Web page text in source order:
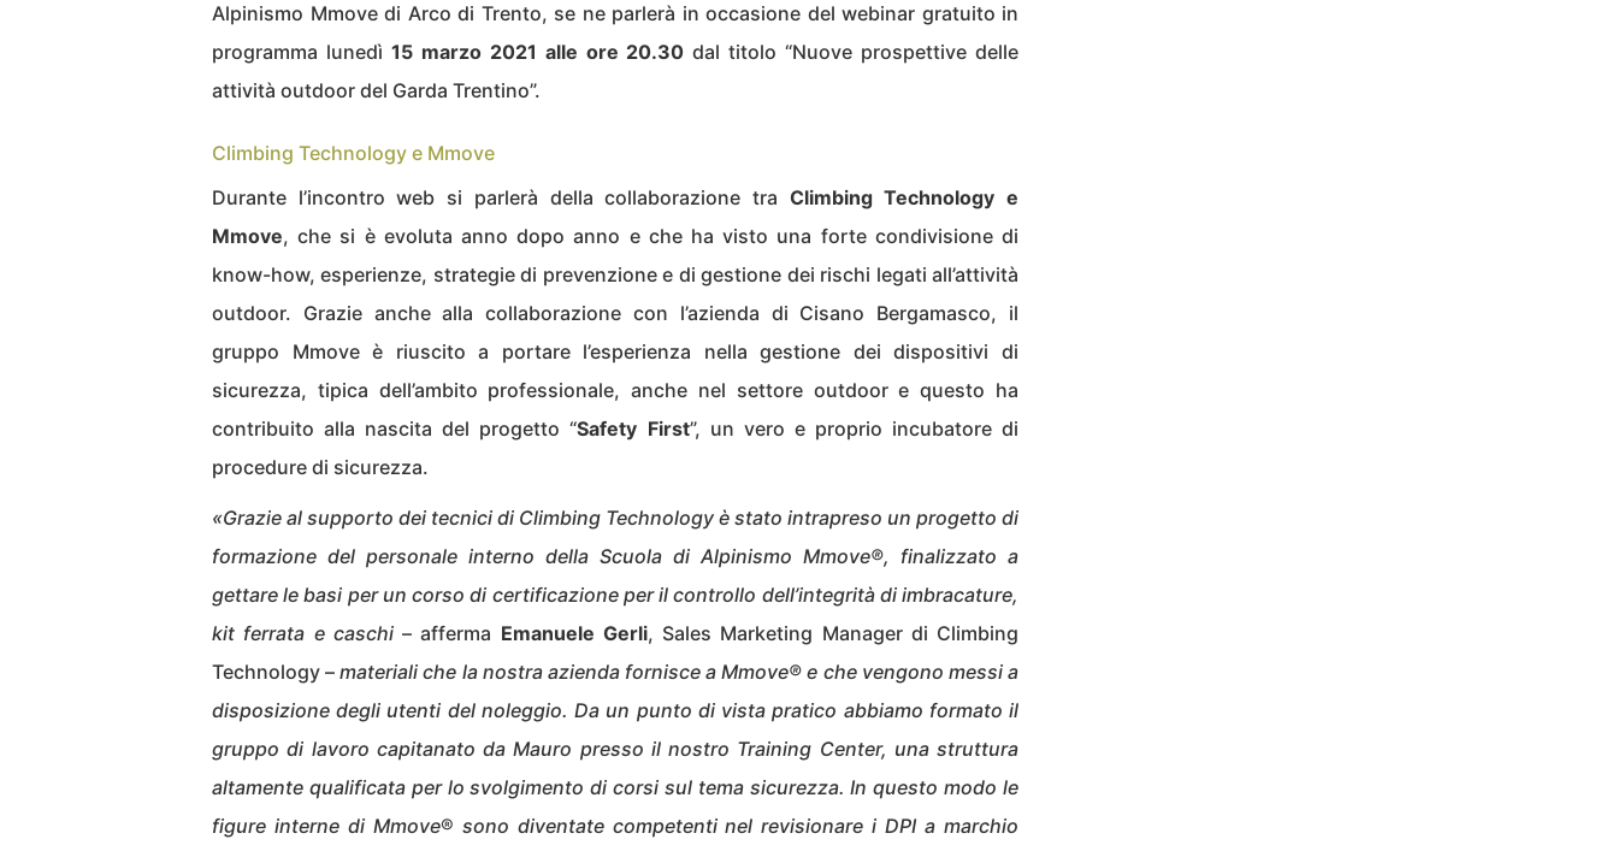
Alpinismo Mmove di Arco di Trento, se ne parlerà in occasione del webinar gratuito in
programma lunedì 15 marzo 2021 alle ore 20.30 dal titolo “Nuove prospettive delle
attività outdoor del Garda Trentino”.
Climbing Technology e Mmove
Durante l’incontro web si parlerà della collaborazione tra Climbing Technology e
Mmove, che si è evoluta anno dopo anno e che ha visto una forte condivisione di
know-how, esperienze, strategie di prevenzione e di gestione dei rischi legati all’attività
outdoor. Grazie anche alla collaborazione con l’azienda di Cisano Bergamasco, il
gruppo Mmove è riuscito a portare l’esperienza nella gestione dei dispositivi di
sicurezza, tipica dell’ambito professionale, anche nel settore outdoor e questo ha
contribuito alla nascita del progetto “Safety First”, un vero e proprio incubatore di
procedure di sicurezza.
«Grazie al supporto dei tecnici di Climbing Technology è stato intrapreso un progetto di
formazione del personale interno della Scuola di Alpinismo Mmove®, finalizzato a
gettare le basi per un corso di certificazione per il controllo dell’integrità di imbracature,
kit ferrata e caschi – afferma Emanuele Gerli, Sales Marketing Manager di Climbing
Technology –materiali che la nostra azienda fornisce a Mmove® e che vengono messi a
disposizionedegli utenti del noleggio. Da un punto di vista pratico abbiamo formato il
gruppo di lavoro capitanato da Mauro presso il nostro Training Center, una struttura
altamente qualificata per lo svolgimento di corsi sul tema sicurezza. In questo modo le
figure interne di Mmove® sono diventate competenti nel revisionare i DPI a marchio